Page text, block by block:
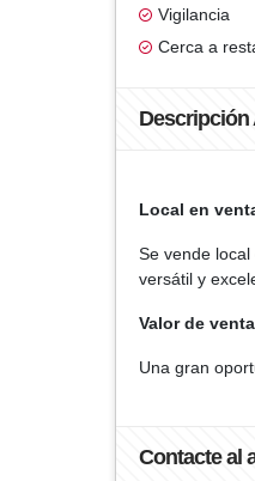
Vigilancia
Cerca a
Descripción
Local en
Se vende
versátil y
Valor de
Una gran
Contacte al